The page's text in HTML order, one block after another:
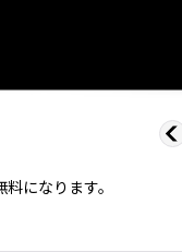
になります。